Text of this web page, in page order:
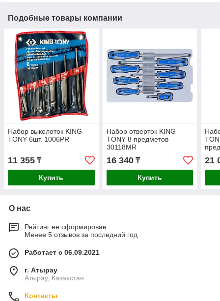
Подобные товары компании
Набор выколоток KING
TONY 6шт. 1006PR
11 355 ₸
Купить
Набор отверток KING
TONY 8 предметов
30118MR
16 340₸
Купить
21
О нас
Рейтинг не сформирован
Менее 5 отзывов за последний год
Работает с 06.09.2021
г. Атырау
Атырау, Казахстан
Контакты